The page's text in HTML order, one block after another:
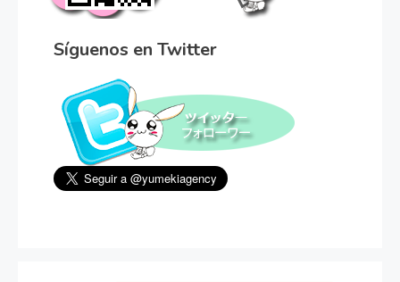
Síguenos en Twitter